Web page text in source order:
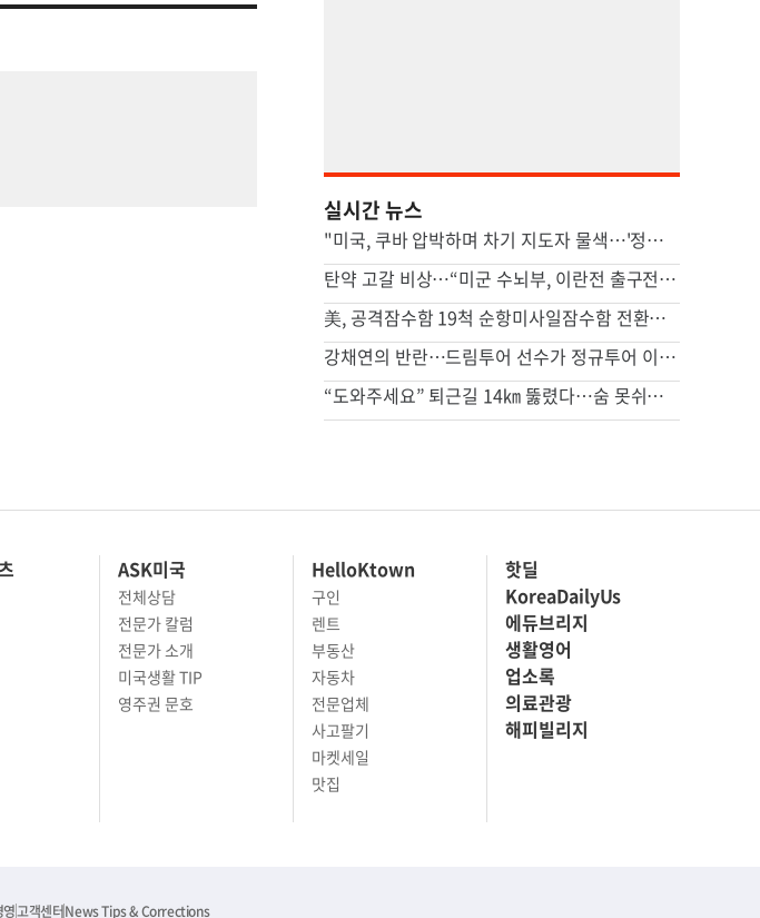
실시간 뉴스
"미국, 쿠바 압박하며 차기 지도자 물색…'정권 개조' 타진"
탄약 고갈 비상…“미군 수뇌부, 이란전 출구전략 모색중”
美, 공격잠수함 19척 순항미사일잠수함 전환…中 견제 강화
강채연의 반란…드림투어 선수가 정규투어 이틀째 선두
“도와주세요” 퇴근길 14㎞ 뚫렸다…숨 못쉬던 아기 살린 기적
ASK미국
전체상담
전문가 칼럼
전문가 소개
미국생활 TIP
영주권 문호
HelloKtown
구인
렌트
부동산
자동차
전문업체
사고팔기
마켓세일
맛집
핫딜
KoreaDailyUs
에듀브리지
생활영어
업소록
의료관광
해피빌리지
고객센터News Tips & Corrections